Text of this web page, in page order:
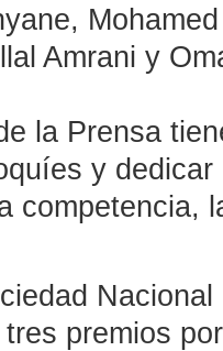
Amrani y
la Prensa
y
competencia,
premios